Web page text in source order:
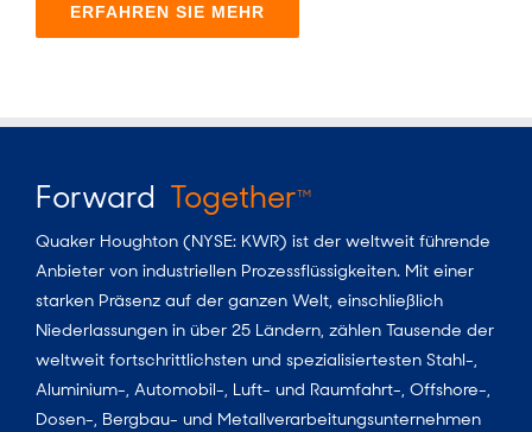
ERFAHREN SIE MEHR
Forward TogetherTM
Quaker Houghton (NYSE: KWR) ist der weltweit führende
Anbieter von industriellen Prozessflüssigkeiten. Mit einer
starken Präsenz auf der ganzen Welt, einschließlich
Niederlassungen in über 25 Ländern, zählen Tausende der
weltweit fortschrittlichsten und spezialisiertesten Stahl-,
Aluminium-, Automobil-, Luft- und Raumfahrt-, Offshore-,
Dosen-, Bergbau- und Metallverarbeitungsunternehmen